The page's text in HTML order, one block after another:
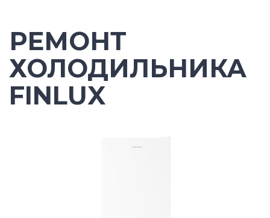
РЕМОНТ
ХОЛОДИЛЬНИКА
FINLUX